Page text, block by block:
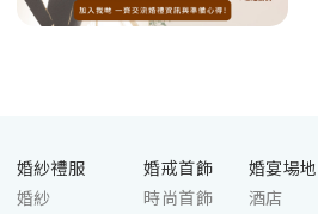
婚紗禮服
婚紗
婚戒首飾
時尚首飾
婚宴場地
酒店